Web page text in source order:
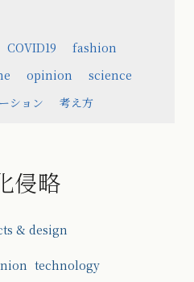
COVID19
fashion
opinion
science
ション 考え方
侵略
& design
technology